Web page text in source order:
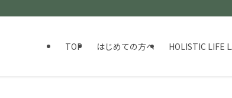
TOP はじめての方へ HOLISTIC LIFE